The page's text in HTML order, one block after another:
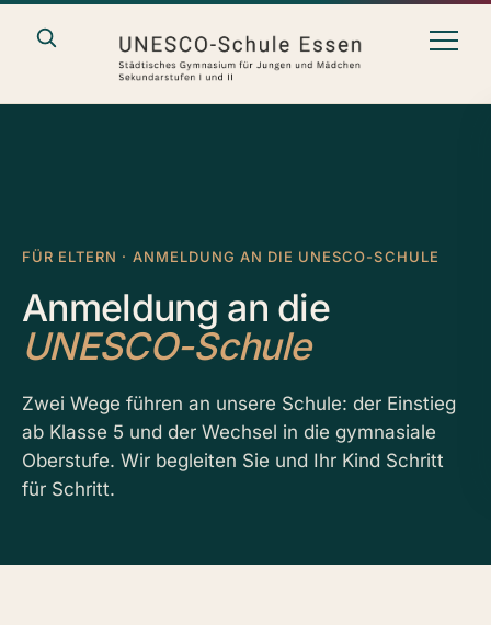
FÜR ELTERN · ANMELDUNG AN DIE UNESCO-SCHULE
Anmeldung an die
UNESCO-Schule
Zwei Wege führen an unsere Schule: der Einstieg
ab Klasse 5 und der Wechsel in die gymnasiale
Oberstufe. Wir begleiten Sie und Ihr Kind Schritt
für Schritt.